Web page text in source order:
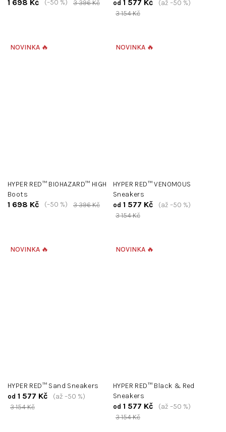
1 698 Kč 3 396 Kč
(–50 %) od 1 577 Kč
3 154 Kč
(až –50 %)
NOVINKA 🔥
HYPER RED™ BIOHAZARD™ HIGH
Boots
1 698 Kč 3 396 Kč
(–50 %)
NOVINKA 🔥
HYPER RED™ VENOMOUS
Sneakers
od 1 577 Kč
3 154 Kč
(až –50 %)
NOVINKA 🔥
HYPER RED™ Sand Sneakers
od 1 577 Kč
3 154 Kč
(až –50 %)
NOVINKA 🔥
HYPER RED™ Black & Red
Sneakers
od 1 577 Kč
3 154 Kč
(až –50 %)